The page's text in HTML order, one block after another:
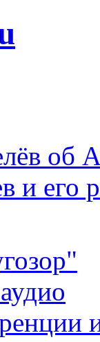
об
и его